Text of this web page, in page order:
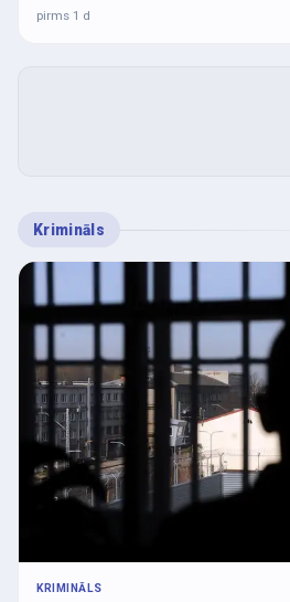
pirms 1 d
Krimināls
KRIMINĀLS